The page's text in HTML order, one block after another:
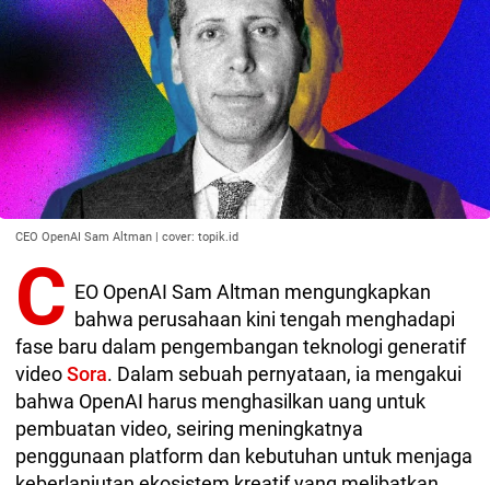
CEO OpenAI Sam Altman | cover: topik.id
C EO OpenAI Sam Altman mengungkapkan
bahwa perusahaan kini tengah menghadapi
fase baru dalam pengembangan teknologi generatif
videoSora. Dalam sebuah pernyataan, ia mengakui
bahwa OpenAI harus menghasilkan uang untuk
pembuatan video, seiring meningkatnya
penggunaan platform dan kebutuhan untuk menjaga